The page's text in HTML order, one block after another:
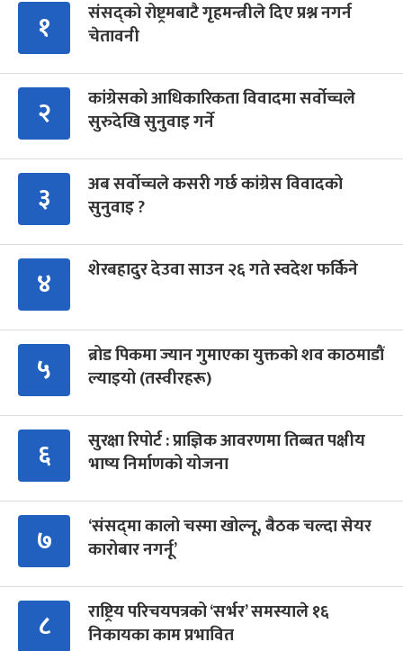
१
संसद्को रोष्ट्रमबाटै गृहमन्त्रीले दिए प्रश्न नगर्न
चेतावनी
२
कांग्रेसको आधिकारिकता विवादमा सर्वोच्चले
सुरुदेखि सुनुवाइ गर्ने
३
अब सर्वोच्चले कसरी गर्छ कांग्रेस विवादको
सुनुवाइ ?
४ शेरबहादुर देउवा साउन २६ गते स्वदेश फर्किने
५
ब्रोड पिकमा ज्यान गुमाएका युक्तको शव काठमाडौं
ल्याइयो (तस्वीरहरू)
६
सुरक्षा रिपोर्ट : प्राज्ञिक आवरणमा तिब्बत पक्षीय
भाष्य निर्माणको योजना
७
‘संसद्‍मा कालो चस्मा खोल्नू, बैठक चल्दा सेयर
कारोबार नगर्नू’
८
राष्ट्रिय परिचयपत्रको ‘सर्भर’ समस्याले १६
निकायका काम प्रभावित